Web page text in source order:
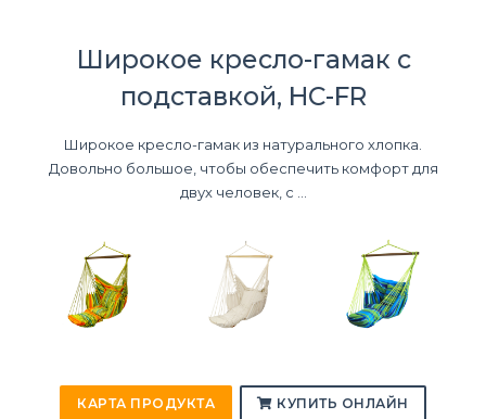
Широкое кресло-гамак с
подставкой, HC-FR
Широкое кресло-гамак из натурального хлопка.
Довольно большое, чтобы обеспечить комфорт для
двух человек, с ...
КАРТА ПРОДУКТА КУПИТЬ ОНЛАЙН